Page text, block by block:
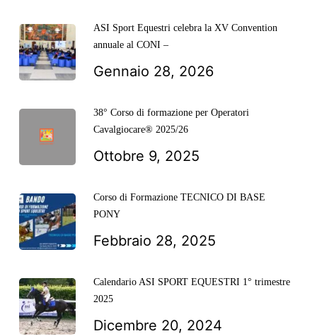
ASI Sport Equestri celebra la XV Convention
annuale al CONI –
Gennaio 28, 2026
38° Corso di formazione per Operatori
Cavalgiocare® 2025/26
Ottobre 9, 2025
Corso di Formazione TECNICO DI BASE
PONY
Febbraio 28, 2025
Calendario ASI SPORT EQUESTRI 1° trimestre
2025
Dicembre 20, 2024